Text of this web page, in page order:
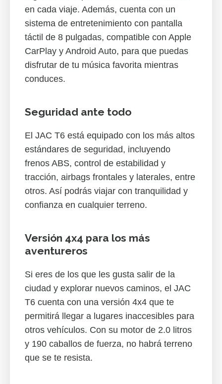
en cada viaje. Además, cuenta con un
sistema de entretenimiento con pantalla
táctil de 8 pulgadas, compatible con Apple
CarPlay y Android Auto, para que puedas
disfrutar de tu música favorita mientras
conduces.
Seguridad ante todo
El JAC T6 está equipado con los más altos
estándares de seguridad, incluyendo
frenos ABS, control de estabilidad y
tracción, airbags frontales y laterales, entre
otros. Así podrás viajar con tranquilidad y
confianza en cualquier terreno.
Versión 4x4 para los más
aventureros
Si eres de los que les gusta salir de la
ciudad y explorar nuevos caminos, el JAC
T6 cuenta con una versión 4x4 que te
permitirá llegar a lugares inaccesibles para
otros vehículos. Con su motor de 2.0 litros
y 190 caballos de fuerza, no habrá terreno
que se te resista.